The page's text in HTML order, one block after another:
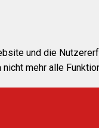
und die
mehr alle